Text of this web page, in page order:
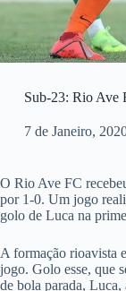
Sub-23: Rio Ave
7 de Janeiro,
O Rio Ave FC
por 1-0. Um jogo
golo de Luca na
A formação rioavista
jogo. Golo esse, que
de bola parada,